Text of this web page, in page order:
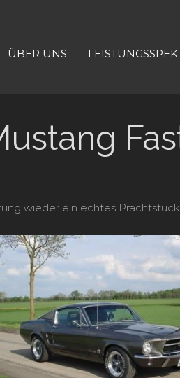
ÜBER UNS
wieder ein echtes